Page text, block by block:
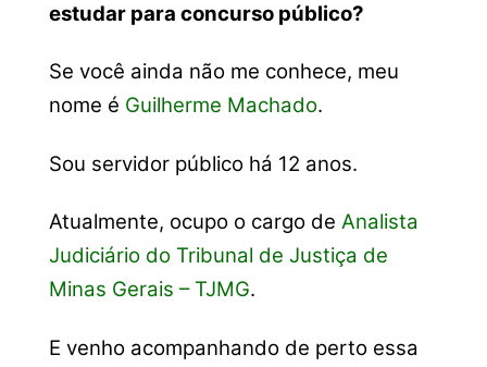
estudar para concurso público?
Se você ainda não me conhece, meu
nome é Guilherme Machado.
Sou servidor público há 12 anos.
Atualmente, ocupo o cargo de Analista
Judiciário do Tribunal de Justiça de
Minas Gerais – TJMG.
E venho acompanhando de perto essa